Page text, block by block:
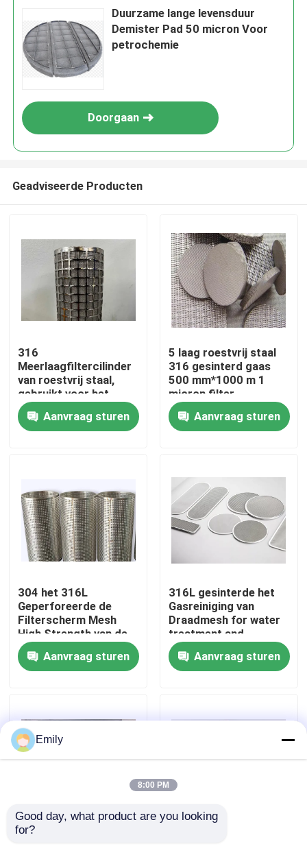
Producten
Over ons
Fabriekstocht
Kwaliteitscontrole
Nieuws
Gevallen
Duurzame lange levensduur
Demister Pad 50 micron Voor
petrochemie
Doorgaan
Geadviseerde Producten
316
Meerlaagfiltercilinder
van roestvrij staal,
gebruikt voor het
filteren van
oliehoudende stoffen
Aanvraag sturen
5 laag roestvrij staal
316 gesinterd gaas
500 mm*1000 m 1
micron filter
Aanvraag sturen
304 het 316L
Geperforeerde de
Filterscherm Mesh
High Strength van de
Roestvrij staalpijp
Aanvraag sturen
316L gesinterde het
Gasreiniging van
Draadmesh for water
treatment and
Aanvraag sturen
Vlakke of Ronde
Emily
8:00 PM
Good day, what product are you looking
for?